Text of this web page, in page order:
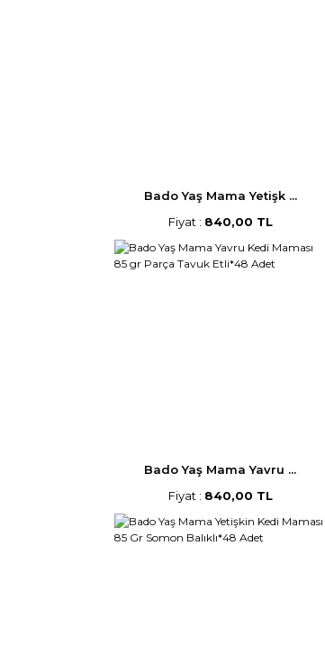
Bado Yaş Mama Yetişk ...
Fiyat : 840,00 TL
Bado Yaş Mama Yavru ...
Fiyat : 840,00 TL